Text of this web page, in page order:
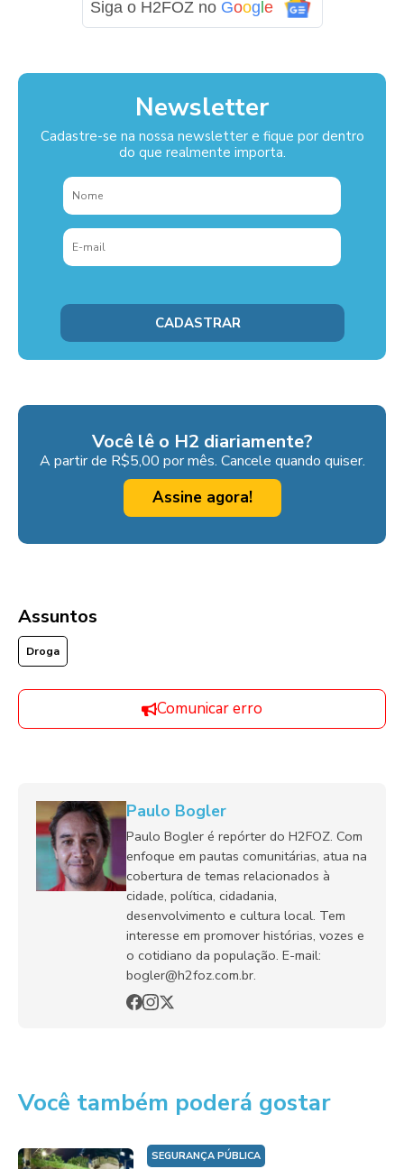
Siga o H2FOZ no Google
Newsletter
Cadastre-se na nossa newsletter e fique por dentro
do que realmente importa.
Você lê o H2 diariamente?
A partir de R$5,00 por mês. Cancele quando quiser.
Assine agora!
Assuntos
Droga
Comunicar erro
Paulo Bogler
Paulo Bogler é repórter do H2FOZ. Com
enfoque em pautas comunitárias, atua na
cobertura de temas relacionados à
cidade, política, cidadania,
desenvolvimento e cultura local. Tem
interesse em promover histórias, vozes e
o cotidiano da população. E-mail:
bogler@h2foz.com.br.
Você também poderá gostar
SEGURANÇA PÚBLICA